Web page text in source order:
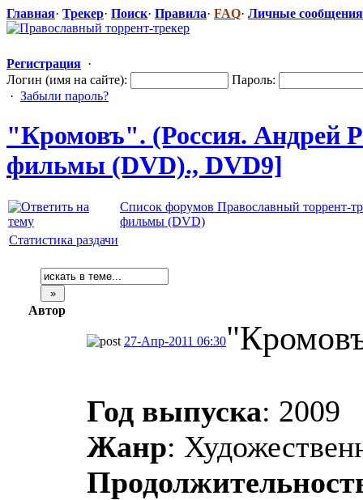
Главная· Трекер· Поиск· Правила· FAQ· Личные сообщения
Регистрация ·
Логин (имя на сайте):
Пароль:
· Забыли пароль?
"Кромовъ​". (Россия. Андрей
фильмы (DVD)., DVD9]
Список форумов Православный торрент-
фильмы (DVD)
Статистика раздачи
Автор
27-Апр-2011 06:30
Год выпуска: 2009
Жанр: